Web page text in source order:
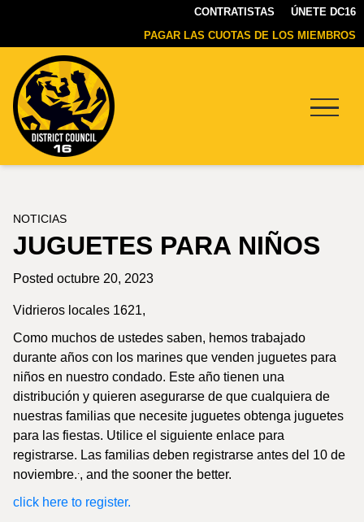
CONTRATISTAS
ÚNETE DC16
PAGAR LAS CUOTAS DE LOS MIEMBROS
NOTICIAS
JUGUETES PARA NIÑOS
Posted octubre 20, 2023
Vidrieros locales 1621,
Como muchos de ustedes saben, hemos trabajado
durante años con los marines que venden juguetes para
niños en nuestro condado. Este año tienen una
distribución y quieren asegurarse de que cualquiera de
nuestras familias que necesite juguetes obtenga juguetes
para las fiestas. Utilice el siguiente enlace para
registrarse. Las familias deben registrarse antes del 10 de
noviembre.., and the sooner the better.
click here to register.